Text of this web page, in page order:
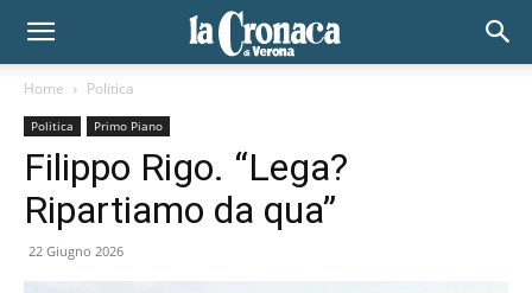
Home Politica
Politica Primo Piano
Filippo Rigo. “Lega?
Ripartiamo da qua”
22 Giugno 2026